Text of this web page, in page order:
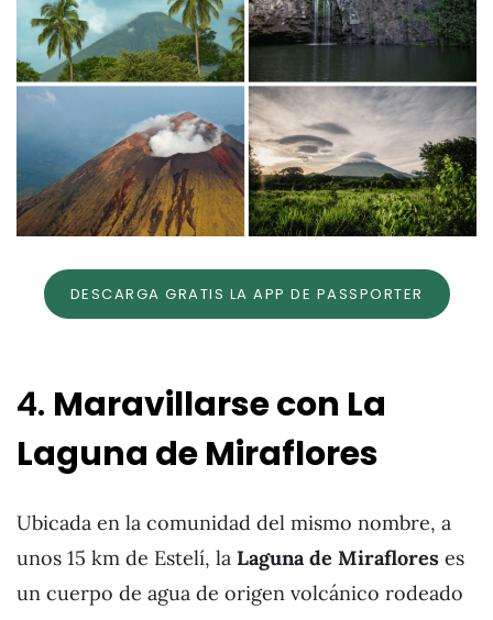
DESCARGA GRATIS LA APP DE PASSPORTER
4. Maravillarse con La
Laguna de Miraflores
Ubicada en la comunidad del mismo nombre, a
unos 15 km de Estelí, la Laguna de Miraflores es
un cuerpo de agua de origen volcánico rodeado